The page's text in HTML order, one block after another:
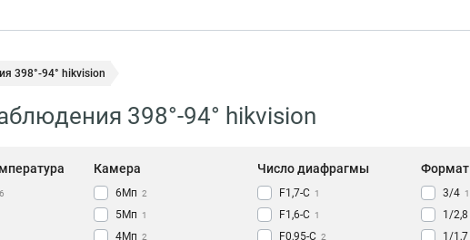
398°-94° hikvision
398°-94° hikvision
Камера
6Мп 2
5Мп 1
4Мп 2
Число диафрагмы
F1,7-С 1
F1,6-С 1
F0,95-С 2
Формат
3/4 1
1/2,8
1/1,7